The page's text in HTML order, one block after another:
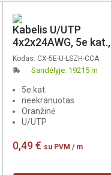
Kabelis U/UTP
4x2x24AWG, 5e kat.,
Cca (s1,d1,a1) LSZH,
oranžinis, coreX,
Kodas: CX-5E-U-LSZH-CCA
Sandėlyje: 19215 m
5e kat.
neekranuotas
Oranžinė
U/UTP
0,49 € su PVM / m